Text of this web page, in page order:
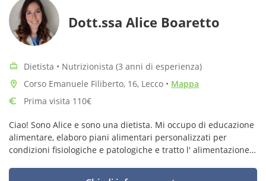
Dott.ssa Alice Boaretto
Dietista • Nutrizionista (3 anni di esperienza)
Corso Emanuele Filiberto, 16, Lecco • Mappa
Prima visita 110€
Ciao! Sono Alice e sono una dietista. Mi occupo di educazione
alimentare, elaboro piani alimentari personalizzati per
condizioni fisiologiche e patologiche e tratto l' alimentazione